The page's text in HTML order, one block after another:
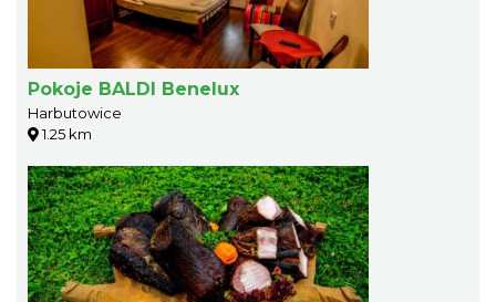
Pokoje BALDI Benelux
Harbutowice
1.25 km